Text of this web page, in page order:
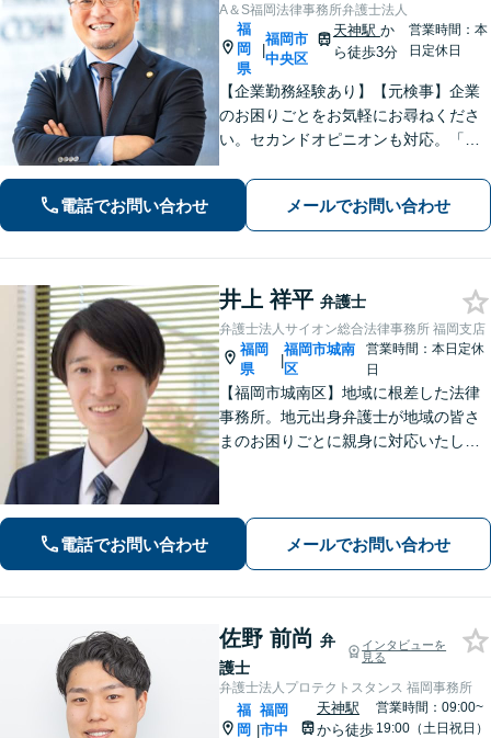
A＆S福岡法律事務所弁護士法人
福
岡
県
|
福岡市
中央区
天神駅 か
ら徒歩3分
営業時間：本
日定休日
【企業勤務経験あり】【元検事】企業
のお困りごとをお気軽にお尋ねくださ
い。セカンドオピニオンも対応。「企
「社内調査」「刑事事件対応」も得意
とし、ビジネスと個人を全力で守りま
す。その他幅広いご相談に対応【天神
地下街直結】
電話でお問い合わせ メールでお問い合わせ
井上 祥平 弁護士
弁護士法人サイオン総合法律事務所 福岡支店
福岡
県
|
福岡市城南
区
営業時間：本日定休
日
【福岡市城南区】地域に根差した法律
事務所。地元出身弁護士が地域の皆さ
まのお困りごとに親身に対応いたしま
電話でお問い合わせ メールでお問い合わせ
佐野 前尚 弁
護士
インタビューを
見る
弁護士法人プロテクトスタンス 福岡事務所
福
岡 |
福岡
市中
天神駅
から徒歩
営業時間：09:00~
19:00（土日祝日）